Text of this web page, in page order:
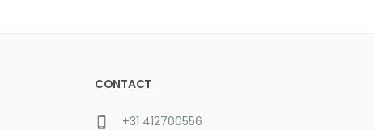
CONTACT
+31 412700556